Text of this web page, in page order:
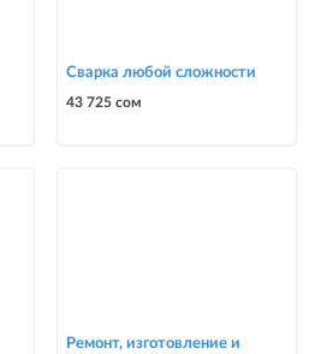
Сварка любой сложности
43 725 сом
Ремонт, изготовление и